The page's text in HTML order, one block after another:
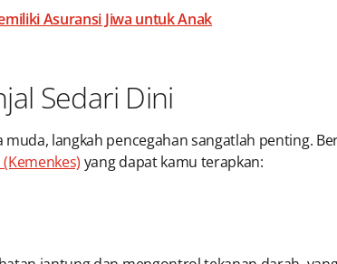
Asuransi Jiwa untuk Anak
Sedari Dini
langkah pencegahan sangatlah penting.
yang dapat kamu terapkan: